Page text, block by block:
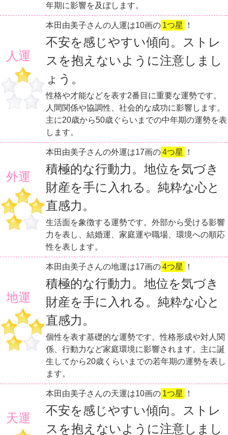
年期に影響を及ぼします。
人運
本田由美子さんの人運は10画の 1つ星 ！
不安を感じやすい傾向。ストレ
スを抱えないように注意しまし
ょう。
性格や才能などを表す2番目に重要な運勢です。
人間関係や協調性、社会的な成功に影響します。
主に20歳から50歳ぐらいまでの中年期の運勢を表
します。
外運
本田由美子さんの外運は17画の4つ星 ！
積極的な行動力。地位を気づき
財産を手に入れる。純粋な心と
直感力。
生活面を象徴する運勢です。外部から受ける影響
力を表し、結婚運、家庭運や職場、環境への順応
性を表します。
地運
本田由美子さんの地運は17画の4つ星 ！
積極的な行動力。地位を気づき
財産を手に入れる。純粋な心と
直感力。
個性を表す基礎的な運勢です。性格形成や対人関
係、行動力など家庭環境に影響されます。主に誕
生してから20歳くらいまでの若年期の運勢を表し
ます。
天運
本田由美子さんの天運は10画の 1つ星 ！
不安を感じやすい傾向。ストレ
スを抱えないように注意しまし